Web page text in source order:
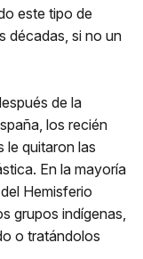
este tipo de
décadas, si no un
de la
los recién
le quitaron las
En la mayoría
Hemisferio
grupos indígenas,
o tratándolos